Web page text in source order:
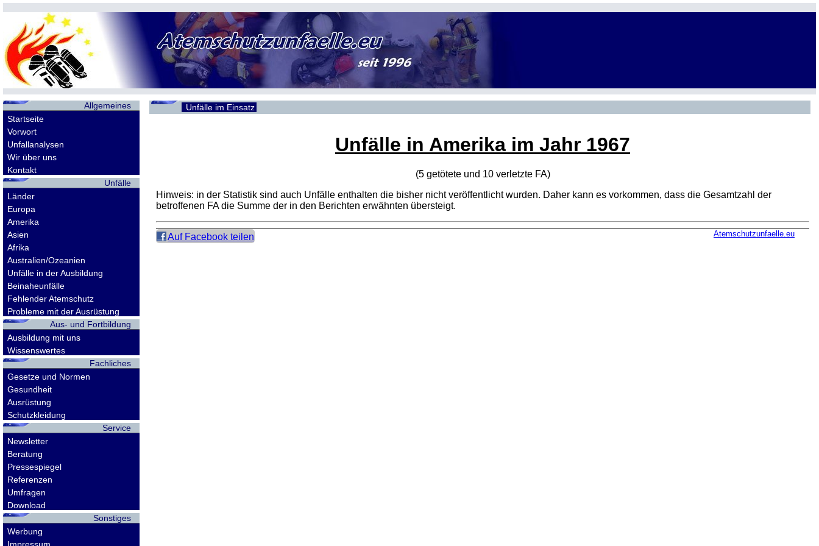
Allgemeines
Startseite
Vorwort
Unfallanalysen
Wir über uns
Kontakt
Unfälle
Länder
Europa
Amerika
Asien
Afrika
Australien/Ozeanien
Unfälle in der Ausbildung
Beinaheunfälle
Fehlender Atemschutz
Probleme mit der Ausrüstung
Aus- und Fortbildung
Ausbildung mit uns
Wissenswertes
Fachliches
Gesetze und Normen
Gesundheit
Ausrüstung
Schutzkleidung
Service
Newsletter
Beratung
Pressespiegel
Referenzen
Umfragen
Download
Sonstiges
Werbung
Unfälle im Einsatz
Unfälle in Amerika im Jahr 1967
(5 getötete und 10 verletzte FA)
Hinweis: in der Statistik sind auch Unfälle enthalten die bisher nicht veröffentlicht wurden. Daher kann es vorkommen, dass die Gesamtzahl der
betroffenen FAdie Summe der in den Berichten erwähnten übersteigt.
Auf Facebook teilen Atemschutzunfaelle.eu